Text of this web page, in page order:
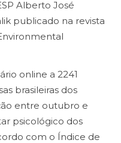
Alberto José
publicado na revista
online a 2241
brasileiras dos
entre outubro e
psicológico dos
com o Índice de